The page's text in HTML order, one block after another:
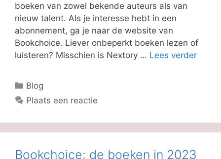
boeken van zowel bekende auteurs als van
nieuw talent. Als je interesse hebt in een
abonnement, ga je naar de website van
Bookchoice. Liever onbeperkt boeken lezen of
luisteren? Misschien is Nextory … Lees verder
Categorieën
Blog
Plaats een reactie
Bookchoice: de boeken in 2023